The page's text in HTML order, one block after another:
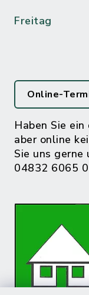
Freitag
Online-
Haben Sie
aber online
Sie uns
04832 6065